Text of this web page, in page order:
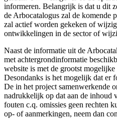
informeren. Belangrijk is dat u dit
de Arbocatalogus zal de komende
zal actief worden gekeken of
ontwikkelingen in de sector of
Naast de informatie uit de
met achtergrondinformatie
website is met de grootst
Desondanks is het mogelijk dat er
De in het project samenwerkende
nadrukkelijk op dat aan de inhoud
fouten c.q. omissies geen rechten
op- of aanmerkingen, neem dan